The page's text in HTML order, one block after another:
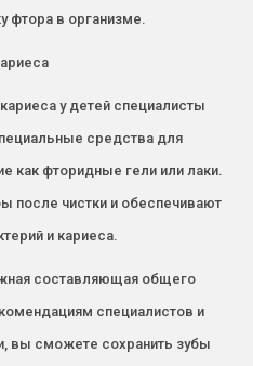
фтора в организме.
у детей специалисты
средства для
как фторидные гели или лаки.
после чистки и обеспечивают
и кариеса.
составляющая общего
специалистов и
вы сможете сохранить зубы